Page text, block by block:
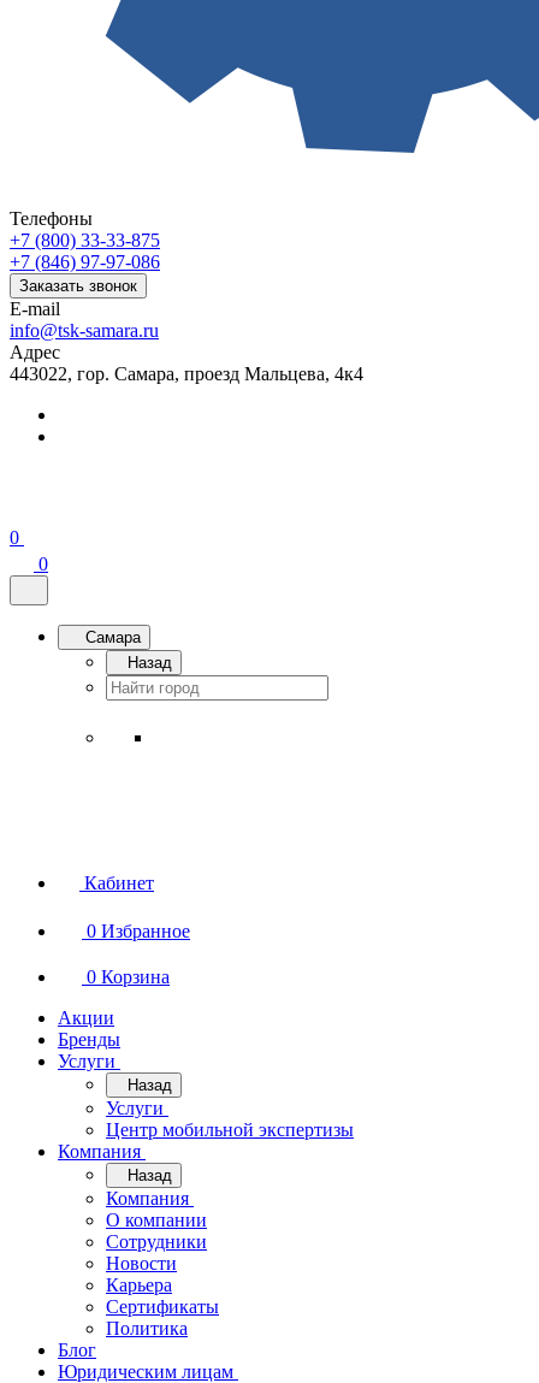
Телефоны
+7 (800) 33-33-875
+7 (846) 97-97-086
Заказать звонок
E-mail
info@tsk-samara.ru
Адрес
443022, гор. Самара, проезд Мальцева, 4к4
0
0
Самара
Назад
Кабинет
0 Избранное
0 Корзина
Акции
Бренды
Услуги
Назад
Услуги
Центр мобильной экспертизы
Компания
Назад
Компания
О компании
Сотрудники
Новости
Карьера
Сертификаты
Политика
Блог
Юридическим лицам